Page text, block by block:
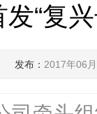
“复
发布： 2017年06